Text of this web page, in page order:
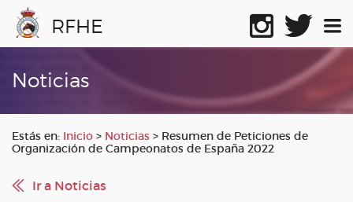
RFHE
Noticias
Estás en: Inicio > Noticias > Resumen de Peticiones de
Organización de Campeonatos de España 2022
Ir a Noticias